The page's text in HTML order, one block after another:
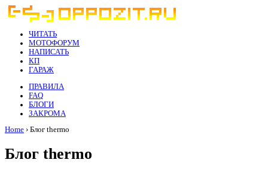
ЧИТАТЬ
МОТОФОРУМ
НАПИСАТЬ
КП
ГАРАЖ
ПРАВИЛА
FAQ
БЛОГИ
ЗАКРОМА
Home › Блог thermo
Блог thermo